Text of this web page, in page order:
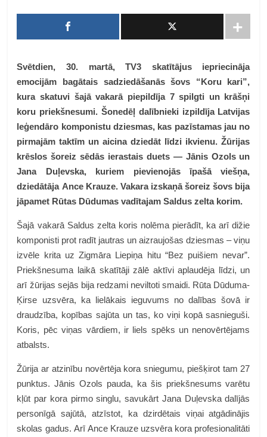
Svētdien, 30. martā, TV3 skatītājus iepriecināja
emocijām bagātais sadziedāšanās šovs “Koru kari”,
kura skatuvi šajā vakarā piepildīja 7 spilgti un krāšņi
koru priekšnesumi. Šonedēļ dalībnieki izpildīja Latvijas
leģendāro komponistu dziesmas, kas pazīstamas jau no
pirmajām taktīm un aicina dziedāt līdzi ikvienu. Žūrijas
krēslos šoreiz sēdās ierastais duets — Jānis Ozols un
Jana Duļevska, kuriem pievienojās īpašā viešņa,
dziedātāja Ance Krauze. Vakara izskaņā šoreiz šovs bija
jāpamet Rūtas Dūdumas vadītajam Saldus zelta korim.
Šajā vakarā Saldus zelta koris nolēma pierādīt, ka arī dižie
komponisti prot radīt jautras un aizraujošas dziesmas – viņu
izvēle krita uz Zigmāra Liepiņa hitu “Bez puišiem nevar”.
Priekšnesuma laikā skatītāji zālē aktīvi aplaudēja līdzi, un
arī žūrijas sejās bija redzami neviltoti smaidi. Rūta Dūduma-
Ķirse uzsvēra, ka lielākais ieguvums no dalības šovā ir
draudzība, kopības sajūta un tas, ko viņi kopā sasnieguši.
Koris, pēc viņas vārdiem, ir liels spēks un nenovērtējams
atbalsts.
Žūrija ar atzinību novērtēja kora sniegumu, piešķirot tam 27
punktus. Jānis Ozols pauda, ka šis priekšnesums varētu
kļūt par kora pirmo singlu, savukārt Jana Duļevska dalījās
personīgā sajūtā, atzīstot, ka dzirdētais viņai atgādinājis
skolas gadus. Arī Ance Krauze uzsvēra kora profesionalitāti